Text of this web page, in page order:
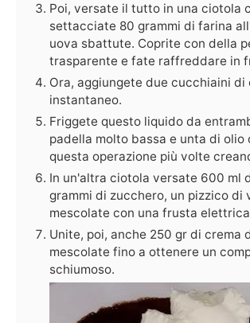
Poi, versate il tutto in una ciotola
settacciate 80 grammi di farina
uova sbattute. Coprite con della
trasparente e fate raffreddare in
Ora, aggiungete due cucchiaini di
instantaneo.
Friggete questo liquido da
padella molto bassa e unta di olio
questa operazione più volte
In un'altra ciotola versate 600 ml
grammi di zucchero, un pizzico di
mescolate con una frusta
Unite, poi, anche 250 gr di crema
mescolate fino a ottenere un
schiumoso.